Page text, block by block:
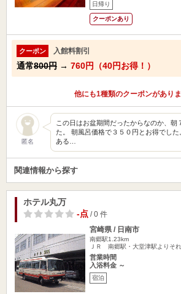
日帰り
クーポンあり
クーポン 入館料割引
通常800円 → 760円（40円お得！）
他にも1種類のクーポンがあり
匿名
この日はお盆期間だったからなのか、朝
た。 朝風呂価格で３５０円とお得でし
ある…
関連情報から探す
ホテル丸万
-点 / 0 件
宮崎県 / 日南市
南郷駅1.23km
ＪＲ 南郷駅・大堂津駅よりそ
営業時間
入浴料金 ～
宿泊